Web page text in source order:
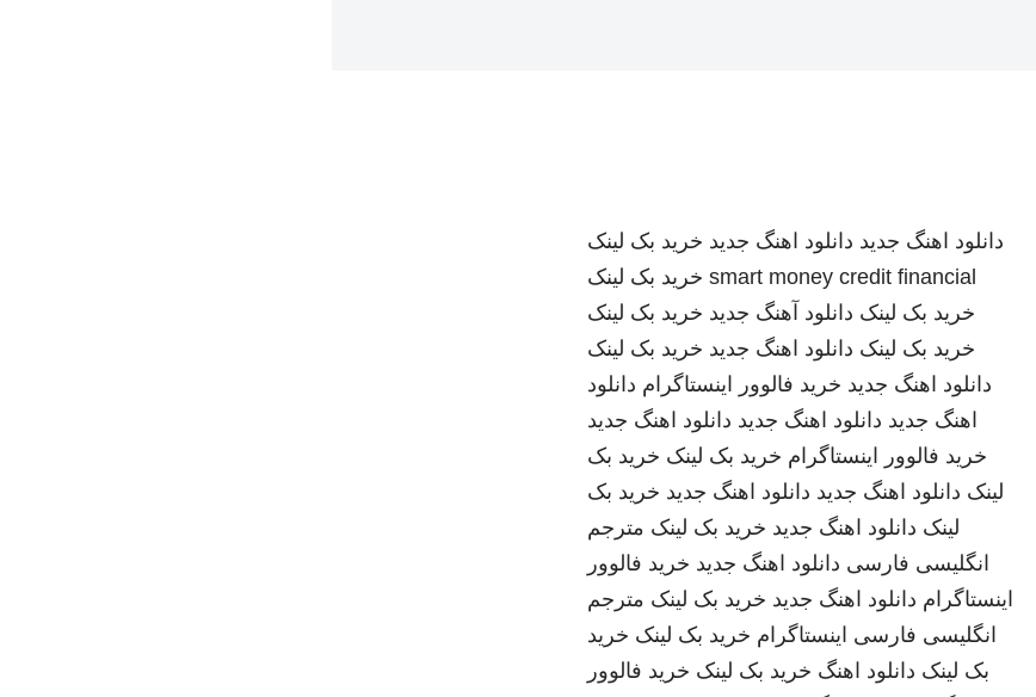
دانلود اهنگ جدید دانلود اهنگ جدید خرید بک لینک
smart money credit financial خرید بک لینک
خرید بک لینک دانلود آهنگ جدید خرید بک لینک
خرید بک لینک دانلود اهنگ جدید خرید بک لینک
دانلود اهنگ جدید خرید فالوور اینستاگرام دانلود
اهنگ جدید دانلود اهنگ جدید دانلود اهنگ جدید
خرید فالوور اینستاگرام خرید بک لینک خرید بک
لینک دانلود اهنگ جدید دانلود اهنگ جدید خرید بک
لینک دانلود اهنگ جدید خرید بک لینک مترجم
انگلیسی فارسی دانلود اهنگ جدید خرید فالوور
اینستاگرام دانلود اهنگ جدید خرید بک لینک مترجم
انگلیسی فارسی اینستاگرام خرید بک لینک خرید
بک لینک دانلود اهنگ خرید بک لینک خرید فالوور